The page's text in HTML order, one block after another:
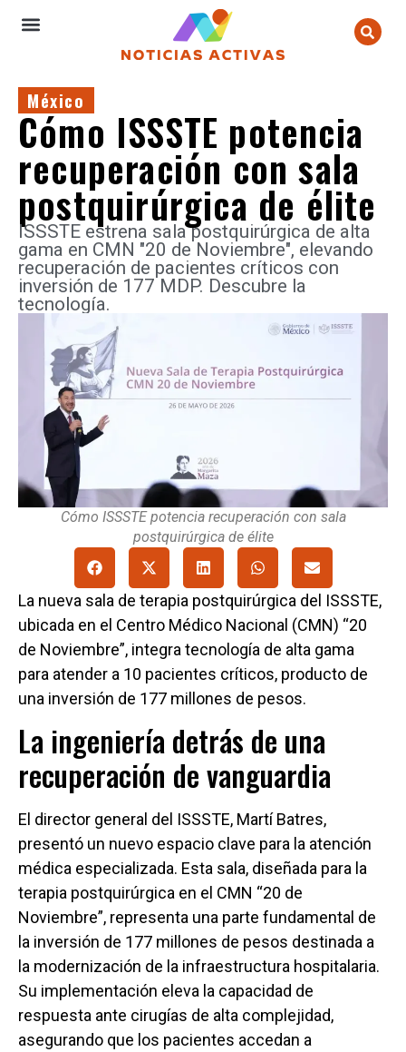
México
Cómo ISSSTE potencia
recuperación con sala
postquirúrgica de élite
ISSSTE estrena sala postquirúrgica de alta
gama en CMN "20 de Noviembre", elevando
recuperación de pacientes críticos con
inversión de 177 MDP. Descubre la
tecnología.
Cómo ISSSTE potencia recuperación con sala
postquirúrgica de élite
La nueva sala de terapia postquirúrgica del ISSSTE,
ubicada en el Centro Médico Nacional (CMN) “20
de Noviembre”, integra tecnología de alta gama
para atender a 10 pacientes críticos, producto de
una inversión de 177 millones de pesos.
La ingeniería detrás de una
recuperación de vanguardia
El director general del ISSSTE, Martí Batres,
presentó un nuevo espacio clave para la atención
médica especializada. Esta sala, diseñada para la
terapia postquirúrgica en el CMN “20 de
Noviembre”, representa una parte fundamental de
la inversión de 177 millones de pesos destinada a
la modernización de la infraestructura hospitalaria.
Su implementación eleva la capacidad de
respuesta ante cirugías de alta complejidad,
asegurando que los pacientes accedan a